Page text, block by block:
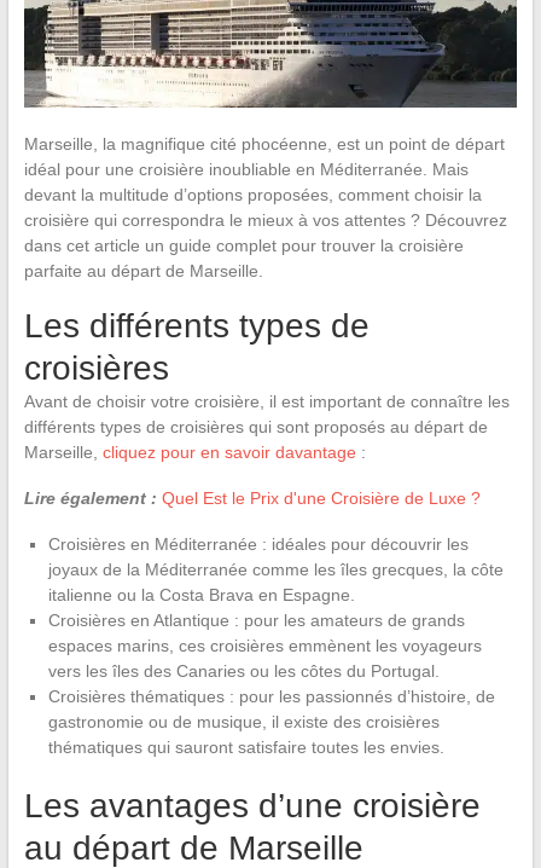
Marseille, la magnifique cité phocéenne, est un point de départ
idéal pour une croisière inoubliable en Méditerranée. Mais
devant la multitude d’options proposées, comment choisir la
croisière qui correspondra le mieux à vos attentes ? Découvrez
dans cet article un guide complet pour trouver la croisière
parfaite au départ de Marseille.
Les différents types de
croisières
Avant de choisir votre croisière, il est important de connaître les
différents types de croisières qui sont proposés au départ de
Marseille, cliquez pour en savoir davantage :
Lire également : Quel Est le Prix d'une Croisière de Luxe ?
Croisières en Méditerranée : idéales pour découvrir les
joyaux de la Méditerranée comme les îles grecques, la côte
italienne ou la Costa Brava en Espagne.
Croisières en Atlantique : pour les amateurs de grands
espaces marins, ces croisières emmènent les voyageurs
vers les îles des Canaries ou les côtes du Portugal.
Croisières thématiques : pour les passionnés d’histoire, de
gastronomie ou de musique, il existe des croisières
thématiques qui sauront satisfaire toutes les envies.
Les avantages d’une croisière
au départ de Marseille